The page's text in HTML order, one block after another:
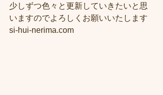
少しずつ色々と更新していきたいと思
いますのでよろしくお願いいたします
si-hui-nerima.com